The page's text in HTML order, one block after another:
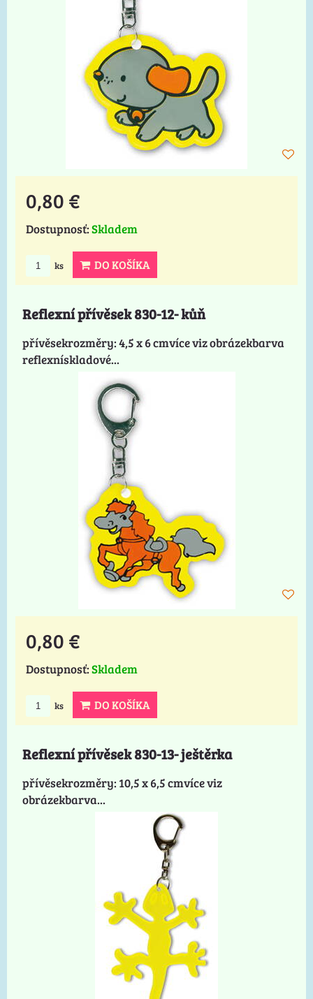
0,80 €
Dostupnosť:Skladem
ks DO KOŠÍKA
Reflexní přívěsek 830-12- kůň
přívěsekrozměry: 4,5 x 6 cmvíce viz obrázekbarva
reflexnískladové...
0,80 €
Dostupnosť:Skladem
ks DO KOŠÍKA
Reflexní přívěsek 830-13- ještěrka
přívěsekrozměry: 10,5 x 6,5 cmvíce viz
obrázekbarva...